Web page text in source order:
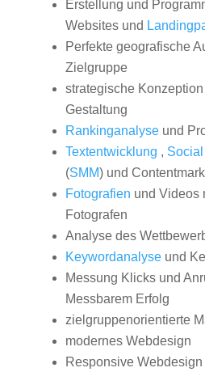
Erstellung und
Websites und
Perfekte geografische
Zielgruppe
strategische
Gestaltung
Rankinganalyseund
Textentwicklung ,
(SMM) und
Fotografien und Videos
Fotografen
Analyse des
Keywordanalyseund
Messung Klicks und
Messbarem Erfolg
zielgruppenorientierte
modernes Webdesign
Responsive Webdesign